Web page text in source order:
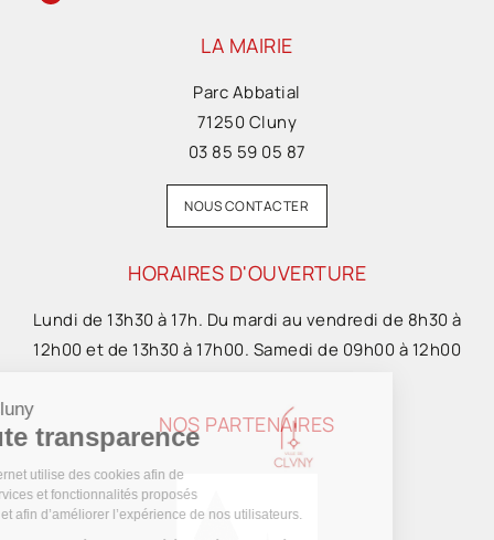
LA MAIRIE
Parc Abbatial
71250 Cluny
03 85 59 05 87
NOUS CONTACTER
HORAIRES D'OUVERTURE
Lundi de 13h30 à 17h. Du mardi au vendredi de 8h30 à
12h00 et de 13h30 à 17h00. Samedi de 09h00 à 12h00
NOS PARTENAIRES